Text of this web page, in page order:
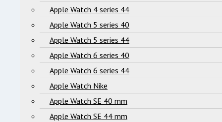
Apple Watch 4 series 44
Apple Watch 5 series 40
Apple Watch 5 series 44
Apple Watch 6 series 40
Apple Watch 6 series 44
Apple Watch Nike
Apple Watch SE 40 mm
Apple Watch SE 44 mm